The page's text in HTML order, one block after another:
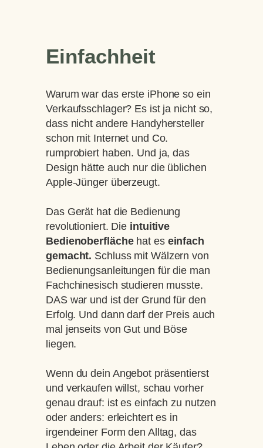
Einfachheit
Warum war das erste iPhone so ein
Verkaufsschlager? Es ist ja nicht so,
dass nicht andere Handyhersteller
schon mit Internet und Co.
rumprobiert haben. Und ja, das
Design hätte auch nur die üblichen
Apple-Jünger überzeugt.
Das Gerät hat die Bedienung
revolutioniert. Die intuitive
Bedienoberflächehat es einfach
gemacht. Schluss mit Wälzern von
Bedienungsanleitungen für die man
Fachchinesisch studieren musste.
DAS war und ist der Grund für den
Erfolg. Und dann darf der Preis auch
mal jenseits von Gut und Böse
liegen.
Wenn du dein Angebot präsentierst
und verkaufen willst, schau vorher
genau drauf: ist es einfach zu nutzen
oder anders: erleichtert es in
irgendeiner Form den Alltag, das